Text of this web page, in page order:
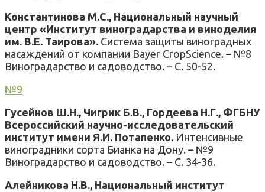
Константинова М.С., Национальный научный
центр «Институт виноградарства и виноделия
им. В.Е. Таирова». Система защиты виноградных
насаждений от компании Bayer CropScience. – №8
Виноградарство и садоводство. – С. 50-52.
№9
Гусейнов Ш.Н., Чигрик Б.В., Гордеева Н.Г., ФГБНУ
Всероссийский научно-исследовательский
институт имени Я.И. Потапенко. Интенсивные
виноградники сорта Бианка на Дону. – №9
Виноградарство и садоводство. – С. 34-36.
Алейникова Н.В., Национальный институт